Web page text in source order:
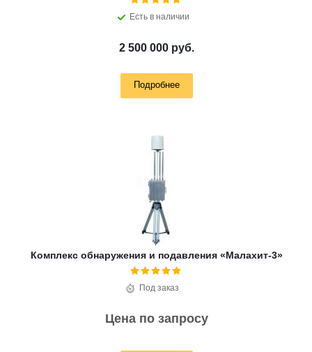
Есть в наличии
2 500 000 руб.
Подробнее
Комплекс обнаружения и подавления «Малахит-3»
Под заказ
Цена по запросу